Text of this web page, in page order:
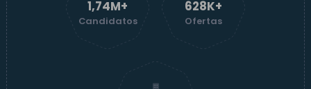
1,74M+
Candidatos
629K+
Ofertas